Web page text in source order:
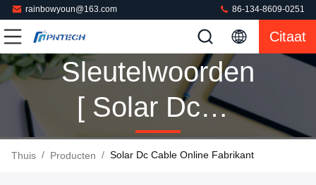
rainbowyoun@163.com 86-134-8609-0251
Citaat
Sleutelwoorden
[ Solar Dc
Cable ] Gelijke
Thuis / Producten / Solar Dc Cable Online Fabrikant